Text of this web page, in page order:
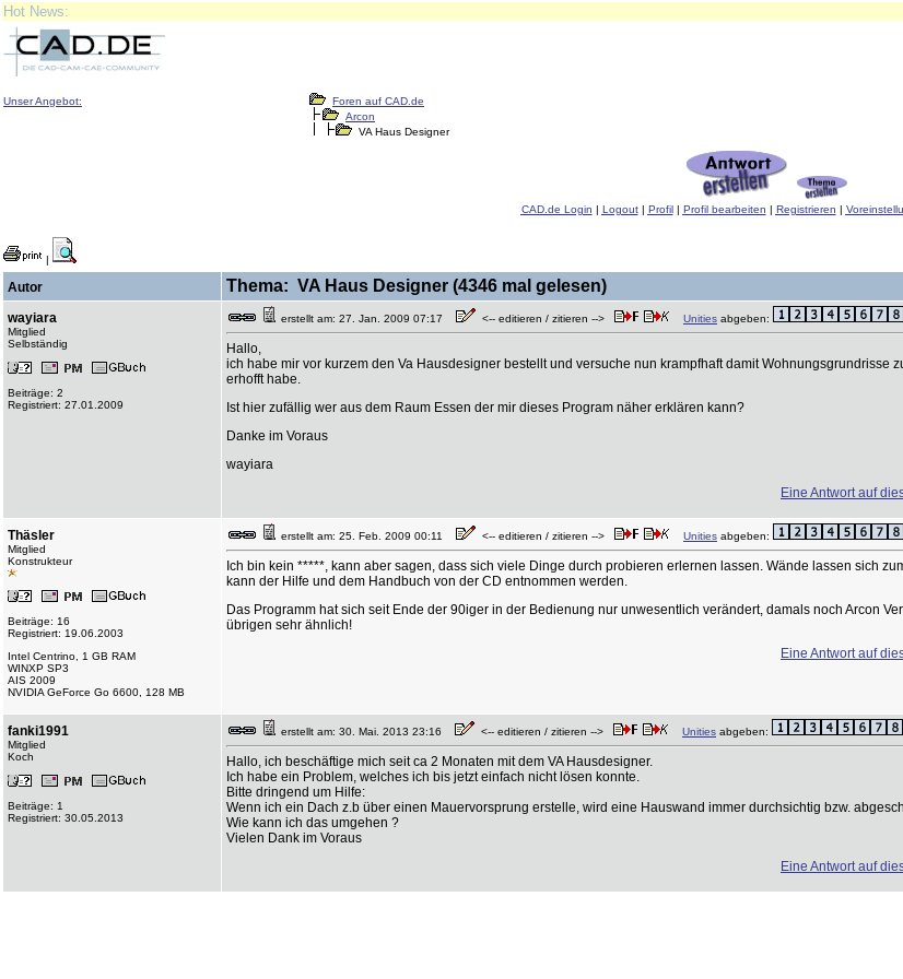
Hot News:
Unser Angebot:
Foren auf CAD.de
Arcon
VA Haus Designer
CAD.de Login | Logout| Profil| Profil bearbeiten | Registrieren |
|
Autor Thema: VA Haus Designer (4346 mal gelesen)
wayiara
Mitglied
Selbständig
Beiträge: 2
Registriert: 27.01.2009
erstellt am: 27. Jan. 2009 07:17 <-- editieren / zitieren --> Unities abgeben:
Hallo,
ich habe mir vor kurzem den Va Hausdesigner bestellt und versuche nun krampfhaft damit Wohnungsgrundrisse
erhofft habe.
Ist hier zufällig wer aus dem Raum Essen der mir dieses Program näher erklären kann?
Danke im Voraus
wayiara
Eine Antwort auf
Thäsler
Mitglied
Konstrukteur
Beiträge: 16
Registriert: 19.06.2003
Intel Centrino, 1 GB RAM
WINXP SP3
AIS 2009
NVIDIA GeForce Go 6600, 128 MB
erstellt am: 25. Feb. 2009 00:11 <-- editieren / zitieren --> Unities abgeben:
Ich bin kein *****, kann aber sagen, dass sich viele Dinge durch probieren erlernen lassen. Wände lassen sich
kann der Hilfe und dem Handbuch von der CD entnommen werden.
Das Programm hat sich seit Ende der 90iger in der Bedienung nur unwesentlich verändert, damals noch Arcon
übrigen sehr ähnlich!
Eine Antwort auf
fanki1991
Mitglied
Koch
Beiträge: 1
Registriert: 30.05.2013
erstellt am: 30. Mai. 2013 23:16 <-- editieren / zitieren --> Unities abgeben:
Hallo, ich beschäftige mich seit ca 2 Monaten mit dem VA Hausdesigner.
Ich habe ein Problem, welches ich bis jetzt einfach nicht lösen konnte.
Bitte dringend um Hilfe:
Wenn ich ein Dach z.b über einen Mauervorsprung erstelle, wird eine Hauswand immer durchsichtig bzw.
Wie kann ich das umgehen ?
Vielen Dank im Voraus
Eine Antwort auf